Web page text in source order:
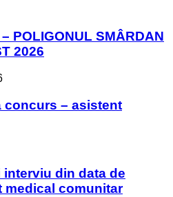
POLIGONUL SMÂRDAN
2026
concurs – asistent
interviu din data de
medical comunitar